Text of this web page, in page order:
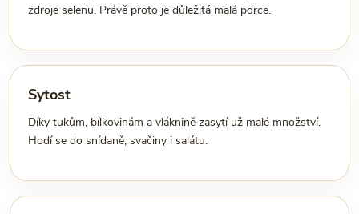
zdroje selenu. Právě proto je důležitá malá porce.
Sytost
Díky tukům, bílkovinám a vláknině zasytí už malé množství.
Hodí se do snídaně, svačiny i salátu.